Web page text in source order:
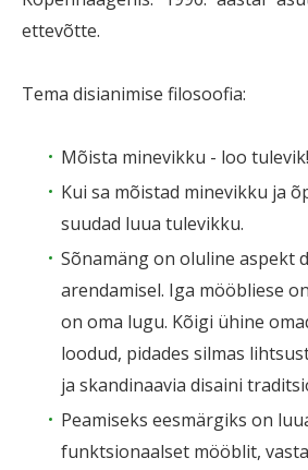
ettevõtte.
Tema disianimise filosoofia:
Mõista minevikku - loo tulevik!
Kui sa mõistad minevikku ja
suudad luua tulevikku.
Sõnamäng on oluline aspekt
arendamisel. Iga mööbliese
on oma lugu. Kõigi ühine
loodud, pidades silmas
ja skandinaavia disaini
Peamiseks eesmärgiks on
funktsionaalset mööblit,